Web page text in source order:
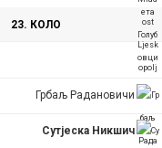
23. КОЛО
Грбаљ Радановичи
Сутјеска Никшич